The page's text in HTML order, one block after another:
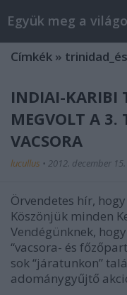
Együk meg a
Címkék »
INDIAI-KARIBI
MEGVOLT A 3.
VACSORA
lucullus • 2012. december 15.
Örvendetes hír,
Köszönjük minden
Vendégünknek,
“vacsora- és
sok “járatunkon”
adománygyűjtő